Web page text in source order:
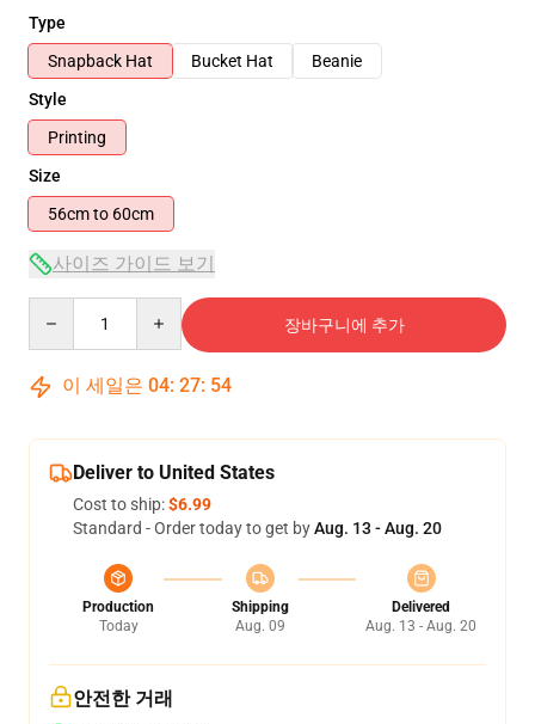
Type
Snapback Hat
Bucket Hat
Beanie
Style
Printing
Size
56cm to 60cm
사이즈 가이드 보기
장바구니에 추가
이 세일은 04: 27: 53
Deliver to United States
Cost to ship:$6.99
Standard - Order today to get byAug. 13 - Aug. 20
Production
Today
Shipping
Aug. 09
Delivered
Aug. 13 - Aug. 20
안전한 거래